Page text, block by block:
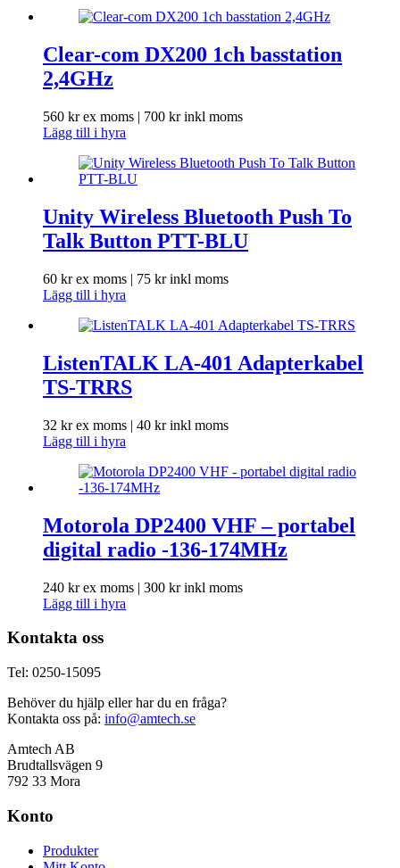
Clear-com DX200 1ch basstation
2,4GHz
560 krex moms | 700 krinkl moms
Lägg till i hyra
Unity Wireless Bluetooth Push To
Talk Button PTT-BLU
60 krex moms | 75 krinkl moms
Lägg till i hyra
ListenTALK LA-401 Adapterkabel
TS-TRRS
32 krex moms | 40 krinkl moms
Lägg till i hyra
Motorola DP2400 VHF – portabel
digital radio -136-174MHz
240 krex moms | 300 krinkl moms
Lägg till i hyra
Kontakta oss
Tel: 0250-15095
Behöver du hjälp eller har du en fråga?
Kontakta oss på: info@amtech.se
Amtech AB
Brudtallsvägen 9
792 33 Mora
Konto
Produkter